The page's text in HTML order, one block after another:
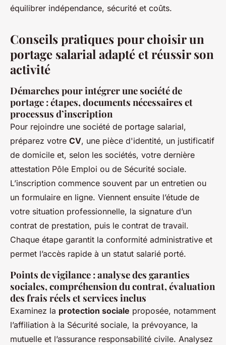
équilibrer indépendance, sécurité et coûts.
Conseils pratiques pour choisir un
portage salarial adapté et réussir son
activité
Démarches pour intégrer une société de
portage : étapes, documents nécessaires et
processus d’inscription
Pour rejoindre une société de portage salarial,
préparez votre CV, une pièce d'identité, un justificatif
de domicile et, selon les sociétés, votre dernière
attestation Pôle Emploi ou de Sécurité sociale.
L’inscription commence souvent par un entretien ou
un formulaire en ligne. Viennent ensuite l’étude de
votre situation professionnelle, la signature d’un
contrat de prestation, puis le contrat de travail.
Chaque étape garantit la conformité administrative et
permet l’accès rapide à un statut salarié porté.
Points de vigilance : analyse des garanties
sociales, compréhension du contrat, évaluation
des frais réels et services inclus
Examinez la protection sociale proposée, notamment
l’affiliation à la Sécurité sociale, la prévoyance, la
mutuelle et l’assurance responsabilité civile. Analysez